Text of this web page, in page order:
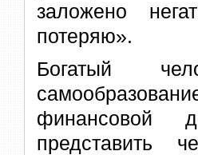
заложено
потеряю».
Богатый
финансовой
представить